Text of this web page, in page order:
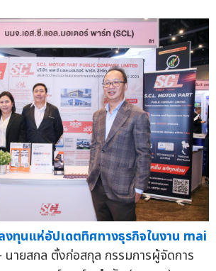
ทุนแห่อัปเดตทิศทางธุรกิจในงาน mai
ายสกล ตั้งก่อสกุล กรรมการผู้จัดการ